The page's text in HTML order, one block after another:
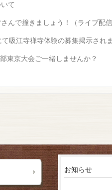
て
んで撞きましょう！（ライブ配
て吸江寺禅寺体験の募集掲示され
東京大会ご一緒しませんか？
お知らせ